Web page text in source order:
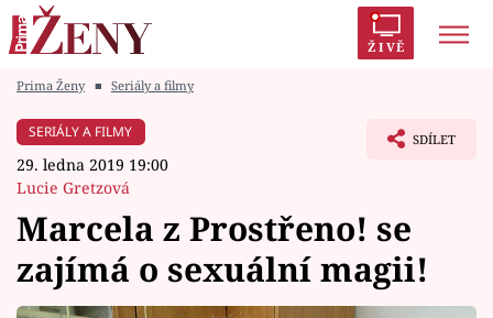
ŽIVĚ
Módní alarm
Témata
Prima Ženy ■ Seriály a filmy
SERIÁLY A FILMY
29. ledna 2019 19:00
Lucie Gretzová
SDÍLET
Marcela z Prostřeno! se
zajímá o sexuální magii!